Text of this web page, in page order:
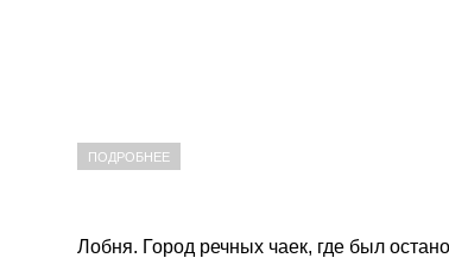
ПОДРОБНЕЕ
Лобня. Город речных чаек, где был